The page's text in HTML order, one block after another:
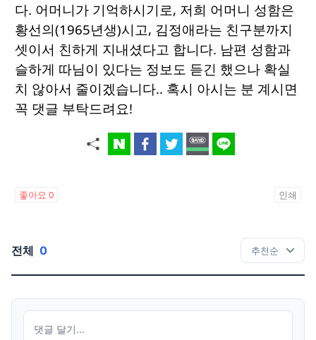
다. 어머니가 기억하시기로, 저희 어머니 성함은
황선의(1965년생)시고, 김정애라는 친구분까지
셋이서 친하게 지내셨다고 합니다. 남편 성함과
슬하게 따님이 있다는 정보도 듣긴 했으나 확실
치 않아서 줄이겠습니다.. 혹시 아시는 분 계시면
꼭 댓글 부탁드려요!
좋아요 0 인쇄
전체 0